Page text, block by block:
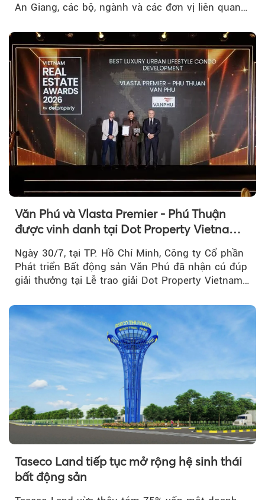
An Giang, các bộ, ngành và các đơn vị liên quan
Văn Phú và Vlasta Premier - Phú Thuận
được vinh danh tại Dot Property Vietnam
Real Estate Awards 2026
Ngày 30/7, tại TP. Hồ Chí Minh, Công ty Cổ phần
Phát triển Bất động sản Văn Phú đã nhận cú đúp
giải thưởng tại Lễ trao giải Dot Property Vietnam
Taseco Land tiếp tục mở rộng hệ sinh thái
bất động sản